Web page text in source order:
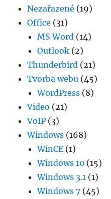
Nezařazené (19)
Office (31)
MS Word (14)
Outlook (2)
Thunderbird (21)
Tvorba webu (45)
WordPress (8)
Video (21)
VoIP (3)
Windows (168)
WinCE (1)
Windows 10 (15)
Windows 3.1 (1)
Windows 7 (45)